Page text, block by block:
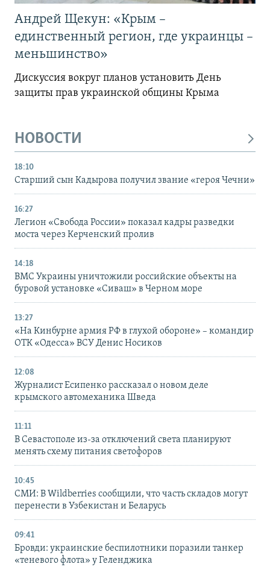
Андрей Щекун: «Крым –
единственный регион, где украинцы –
меньшинство»
Дискуссия вокруг планов установить День
защиты прав украинской общины Крыма
НОВОСТИ
18:10
Старший сын Кадырова получил звание «героя Чечни»
16:27
Легион «Свобода России» показал кадры разведки
моста через Керченский пролив
14:18
ВМС Украины уничтожили российские объекты на
буровой установке «Сиваш» в Черном море
13:27
«На Кинбурне армия РФ в глухой обороне» – командир
ОТК «Одесса» ВСУ Денис Носиков
12:08
Журналист Есипенко рассказал о новом деле
крымского автомеханика Шведа
11:11
В Севастополе из-за отключений света планируют
менять схему питания светофоров
10:45
СМИ: В Wildberries сообщили, что часть складов могут
перенести в Узбекистан и Беларусь
09:41
Бровди: украинские беспилотники поразили танкер
«теневого флота» у Геленджика